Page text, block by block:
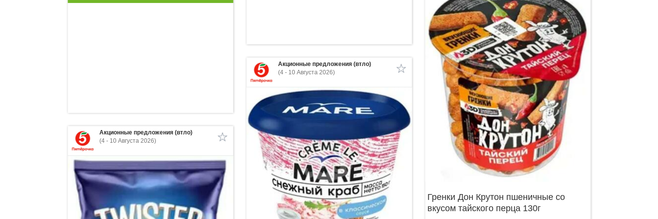
Гренки Дон Крутон пшеничные со
вкусом тайского перца 130г
Акционные предложения (втло)
(4 - 10 Августа 2026)
Акционные предложения (втло)
(4 - 10 Августа 2026)